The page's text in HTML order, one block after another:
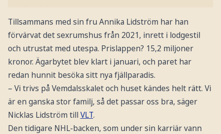
Tillsammans med sin fru Annika Lidström har han
förvärvat det sexrumshus från 2021, inrett i lodgestil
och utrustat med utespa. Prislappen? 15,2 miljoner
kronor. Ägarbytet blev klart i januari, och paret har
redan hunnit besöka sitt nya fjällparadis.
– Vi trivs på Vemdalsskalet och huset kändes helt rätt. Vi
är en ganska stor familj, så det passar oss bra, säger
Nicklas Lidström till VLT.
Den tidigare NHL-backen, som under sin karriär vann